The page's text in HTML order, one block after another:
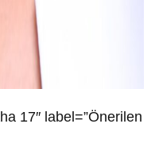
17″ label=”Önerilen